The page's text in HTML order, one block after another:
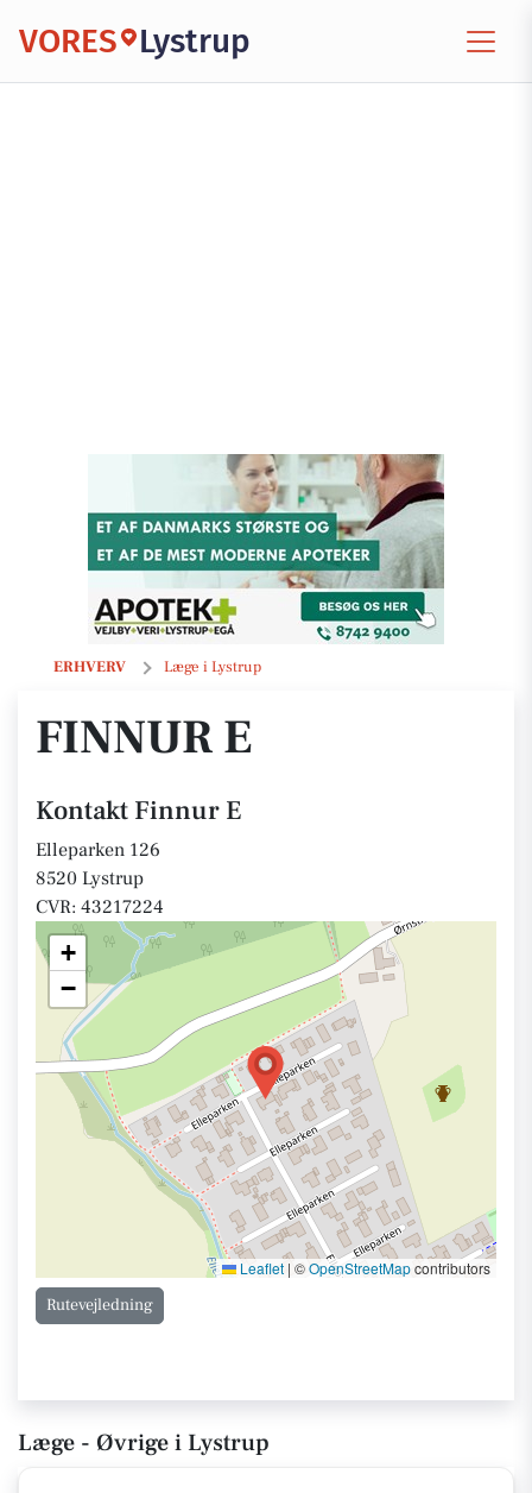
VORES Lystrup
ERHVERV Læge i Lystrup
Finnur E
FINNUR E
Kontakt Finnur E
Elleparken 126
8520 Lystrup
CVR: 43217224
+
−
Leaflet | ©OpenStreetMapcontributors
Rutevejledning
Læge - Øvrige i Lystrup